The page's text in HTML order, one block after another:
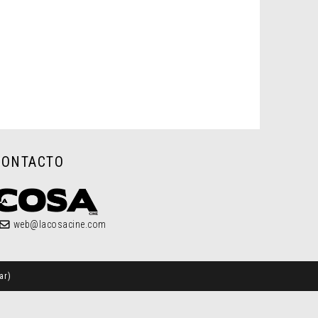
web@lacosacine.com
)